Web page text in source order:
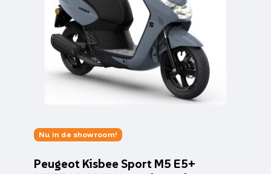
Nu in de showroom!
Peugeot Kisbee Sport M5 E5+